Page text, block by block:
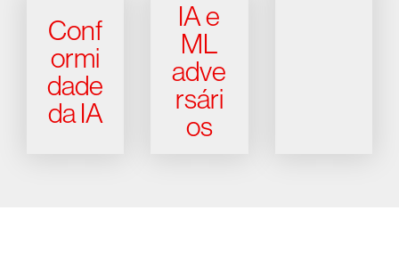
Conf
ormi
dade
da IA
IA e
ML
adve
rsári
os